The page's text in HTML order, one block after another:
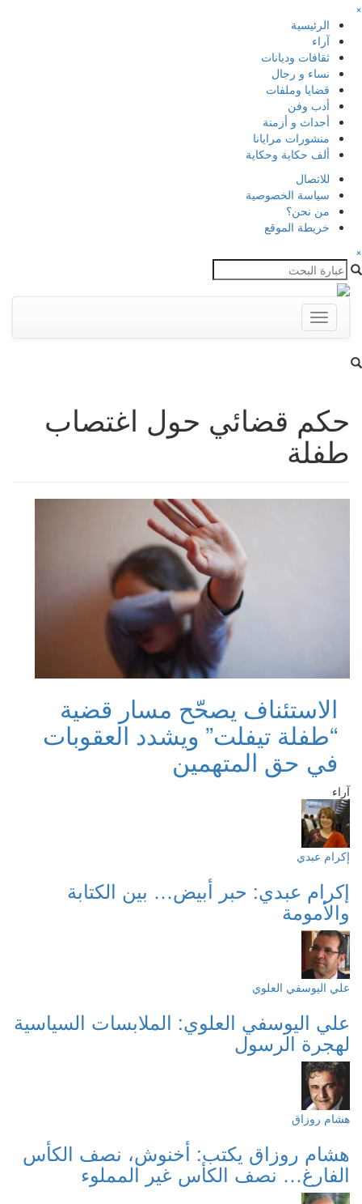
×
الرئيسية
آراء
ثقافات وديانات
نساء و رجال
قضايا وملفات
أدب وفن
أحداث و أزمنة
منشورات مرايانا
ألف حكاية وحكاية
للاتصال
سياسة الخصوصية
من نحن؟
خريطة الموقع
×
Toggle
navigation
حكم قضائي حول اغتصاب
طفلة
الاستئناف يصحّح مسار قضية
“طفلة تيفلت” ويشدد العقوبات
في حق المتهمين
آراء
إكرام عبدي
إكرام عبدي: حبر أبيض… بين الكتابة
والأمومة
علي اليوسفي العلوي
علي اليوسفي العلوي: الملابسات السياسية
لهجرة الرسول
هشام روزاق
هشام روزاق يكتب: أخنوش، نصف الكأس
الفارغ… نصف الكأس غير المملوء